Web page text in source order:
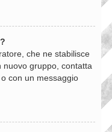
che ne stabilisce
nuovo gruppo, contatta
con un messaggio